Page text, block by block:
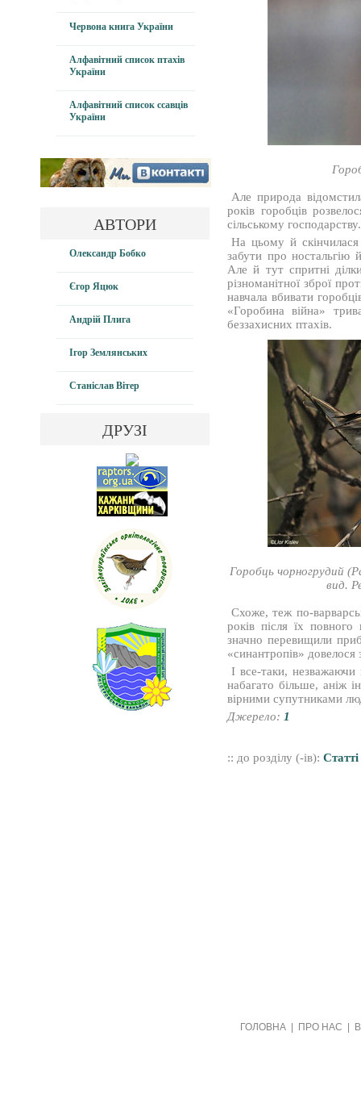
Червона книга України
Алфавітний список птахів
України
Алфавітний список ссавців
України
АВТОРИ
Олександр Бобко
Єгор Яцюк
Андрій Плига
Ігор Землянських
Станіслав Вітер
ДРУЗІ
Але природа
років горобців
сільському господарству.
На цьому й
забути про
Але й тут спритні
різноманітної зброї
навчала вбивати
«Горобина війна»
беззахисних птахів.
Горобць чорногрудий
вид.
Схоже, теж по-
років після їх повного
значно перевищили
«синантропів» довелося
І все-таки, незважаючи
набагато більше, аніж
вірними супутниками
Джерело: 1
:: до розділу (-ів):Статті
ГОЛОВНА ПРО НАС